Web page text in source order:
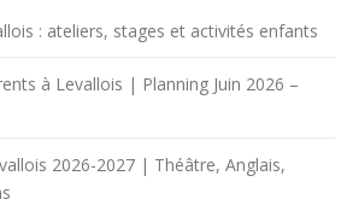
: ateliers, stages et activités enfants
à Levallois | Planning Juin 2026 –
2026-2027 | Théâtre, Anglais,